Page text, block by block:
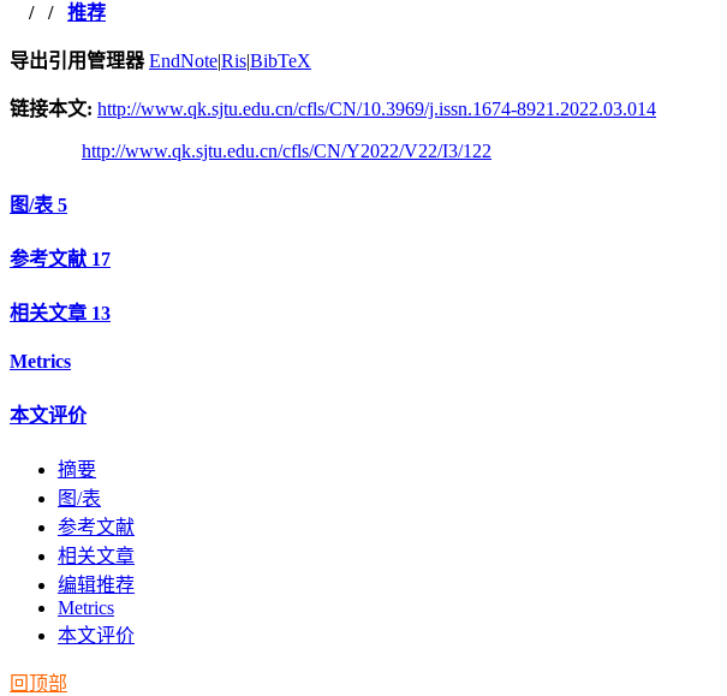
/ / 推荐
导出引用管理器 EndNote|Ris|BibTeX
链接本文: http://www.qk.sjtu.edu.cn/cfls/CN/10.3969/j.issn.1674-8921.2022.03.014
http://www.qk.sjtu.edu.cn/cfls/CN/Y2022/V22/I3/122
图/表 5
参考文献 17
相关文章 13
Metrics
本文评价
摘要
图/表
参考文献
相关文章
编辑推荐
Metrics
本文评价
回顶部